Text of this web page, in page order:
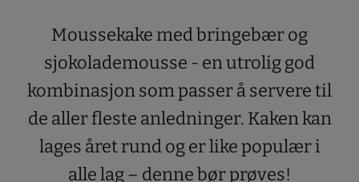
Moussekake med bringebær og
sjokolademousse - en utrolig god
kombinasjon som passer å servere til
de aller fleste anledninger. Kaken kan
lages året rund og er like populær i
alle lag – denne bør prøves!